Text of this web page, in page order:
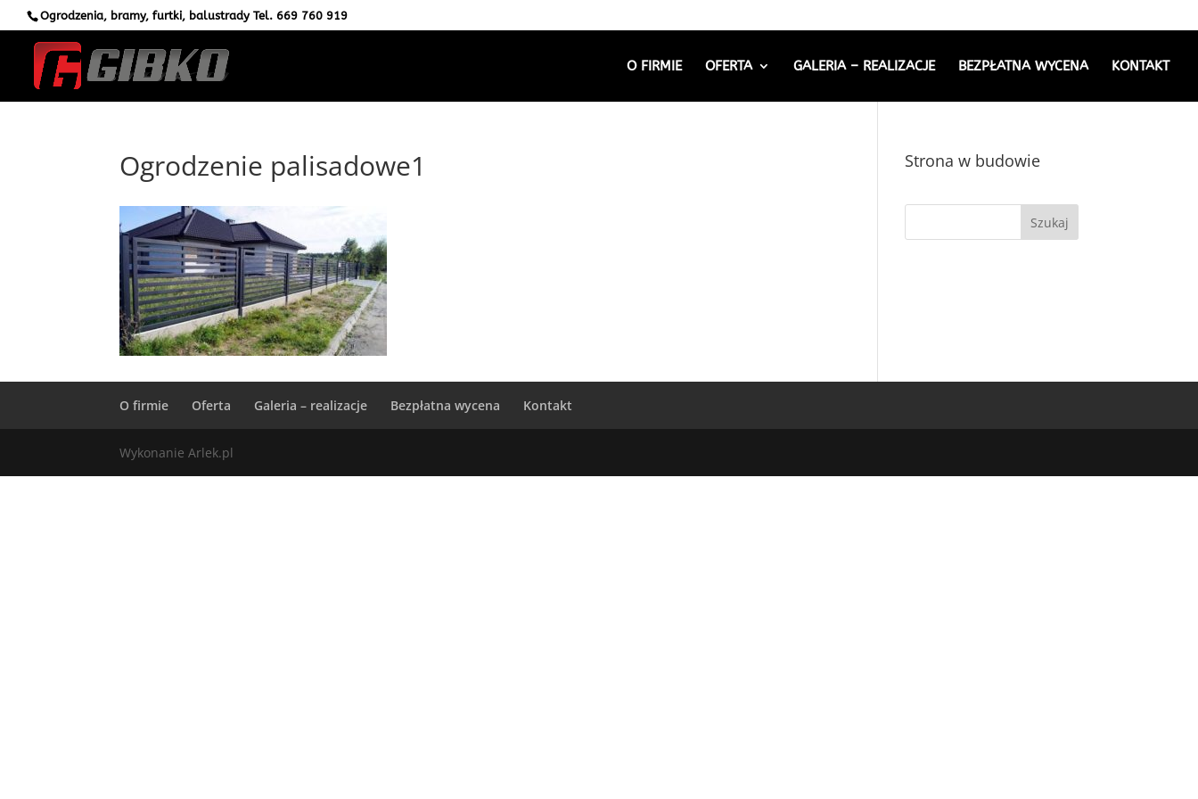
Ogrodzenia, bramy, furtki, balustrady Tel. 669 760 919
O FIRMIE OFERTA GALERIA – REALIZACJE BEZPŁATNA WYCENA KONTAKT
Ogrodzenie palisadowe1 Strona w budowie
O firmie Oferta Galeria – realizacje Bezpłatna wycena Kontakt
Wykonanie Arlek.pl